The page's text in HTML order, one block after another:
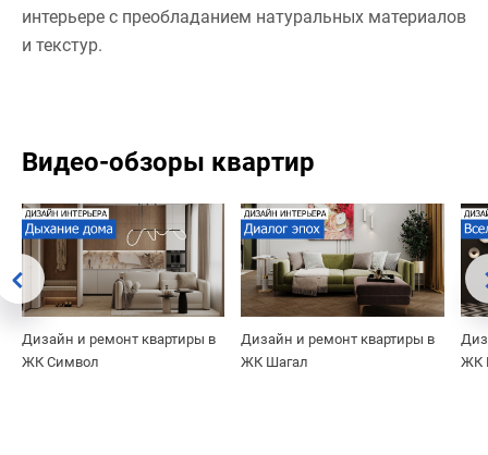
интерьере с преобладанием натуральных материалов
и текстур.
Видео-обзоры квартир
Дизайн и ремонт квартиры в
ЖК Символ
Дизайн и ремонт квартиры в
ЖК Шагал
ЖК